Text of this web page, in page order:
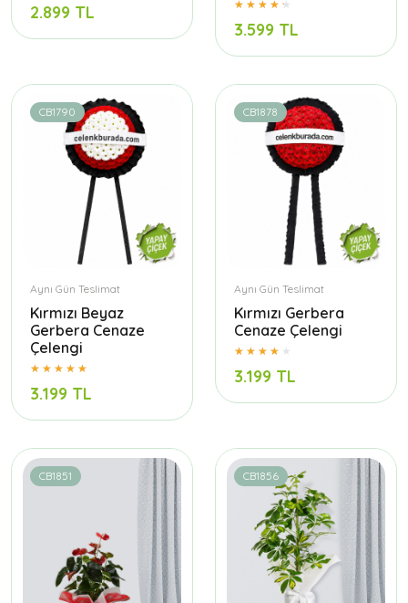
2.899 TL
3.599 TL
CB1790
Aynı Gün Teslimat
Kırmızı Beyaz
Gerbera Cenaze
Çelengi
3.199 TL
CB1878
Aynı Gün Teslimat
Kırmızı Gerbera
Cenaze Çelengi
3.199 TL
CB1851 CB1856